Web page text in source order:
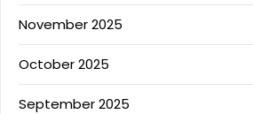
November 2025
October 2025
September 2025